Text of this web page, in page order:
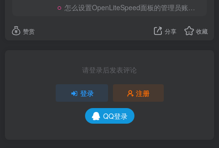
怎么设置OpenLiteSpeed面板的管理员账号和密码？
赞赏 分享 收藏
请登录后发表评论
登录 注册
QQ登录